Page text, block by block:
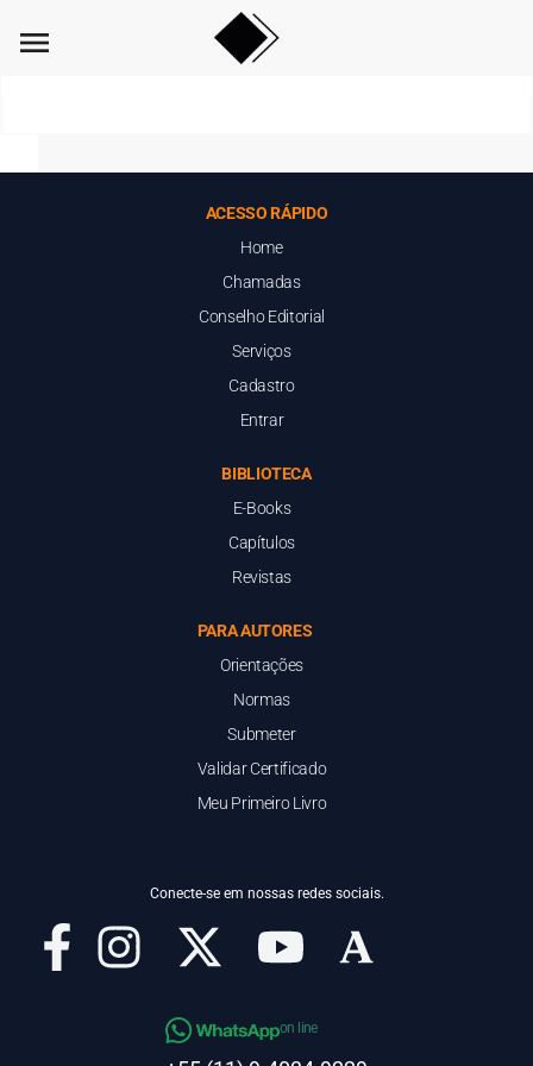
menu
ACESSO RÁPIDO
Home
Chamadas
Conselho Editorial
Serviços
Cadastro
Entrar
BIBLIOTECA
E-Books
Capítulos
Revistas
PARA AUTORES
Orientações
Normas
Submeter
Validar Certificado
Meu Primeiro Livro
Conecte-se em nossas redes sociais.
on line